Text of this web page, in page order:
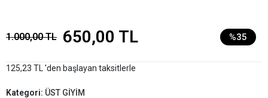
1.000,00 TL 650,00 TL %35
125,23 TL 'den başlayan taksitlerle
Kategori: ÜST GİYİM